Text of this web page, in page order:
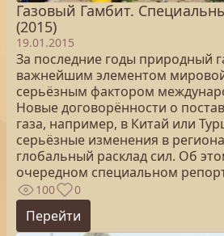
Газовый Гамбит.
(2015)
19.01.2015
За последние годы природный
важнейшим элементом
серьёзным фактором
Новые договорённости о
газа, например, в Китай или
серьёзные изменения в
глобальный расклад сил. Об
очередном специальном
100 0
Перейти